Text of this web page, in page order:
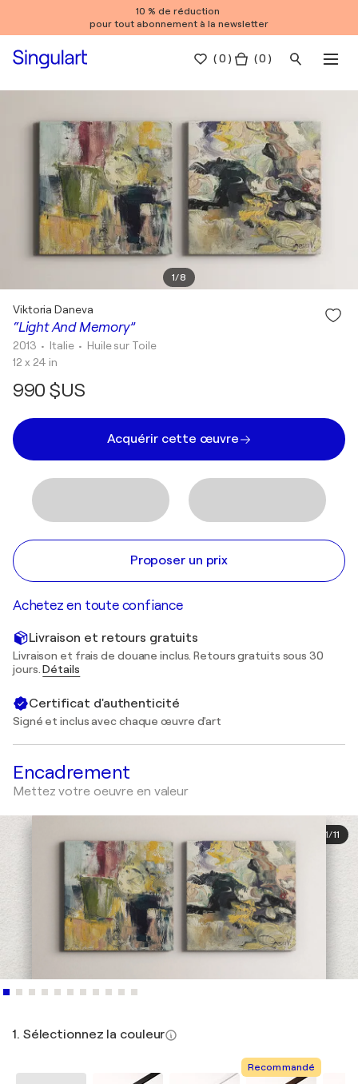
10 % de réduction
pour tout abonnement à la newsletter
(0 ) ( 0 )
1/8
“Light And Memory”
Viktoria Daneva
2013 • Italie • Huile sur Toile
12 x 24 in
990 $US
Acquérir cette œuvre
Proposer un prix
Achetez en toute confiance
Livraison et retours gratuits
Livraison et frais de douane inclus. Retours gratuits sous 30
jours.Détails
Certificat d'authenticité
Signé et inclus avec chaque œuvre d'art
Encadrement
Mettez votre oeuvre en valeur
1/11
1. Sélectionnez la couleur
Recommandé